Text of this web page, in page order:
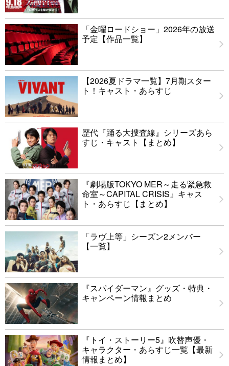
「金曜ロードショー」2026年の放送
予定【作品一覧】
【2026夏ドラマ一覧】7月期スター
ト！キャスト・あらすじ
歴代『踊る大捜査線』シリーズあら
すじ・キャスト【まとめ】
『劇場版TOKYO MER～走る緊急救
命室～CAPITAL CRISIS』キャス
ト・あらすじ【まとめ】
「ラヴ上等」シーズン2メンバー
【一覧】
『スパイダーマン』グッズ・特典・
キャンペーン情報まとめ
『トイ・ストーリー5』吹替声優・
キャラクター・あらすじ一覧【最新
情報まとめ】